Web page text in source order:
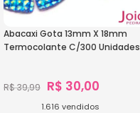
Abacaxi Gota 13mm X 18mm
Termocolante C/300 Unidades
R$39,99 R$ 30,00
1.616 vendidos